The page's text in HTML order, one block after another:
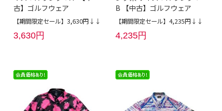
古】ゴルフウェア
【期間限定セール】3,630円↓↓
3,630円
B 【中古】ゴルフウェア
【期間限定セール】4,235円↓↓
4,235円